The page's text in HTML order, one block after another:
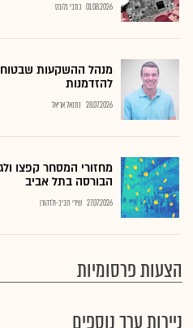
01.08.2026 כתבי גלובס
מנהל ההשקעות
להזדמנות
28.07.2026 נתנאל אריאל
מחזורי המסחר קפצו
הבורסה בתל אביב
27.07.2026 שירי חביב-ולדהורן
הצעות פרסומיות